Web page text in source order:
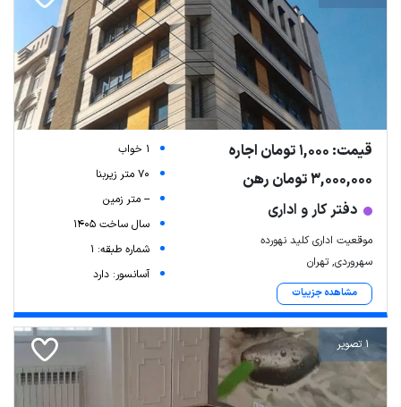
قیمت: 1,000 تومان اجاره
3,000,000 تومان رهن
دفتر کار و اداری
موقعیت اداری کلید نهورده
سهروردی, تهران
مشاهده جزییات
1 خواب
70 متر زیربنا
-- متر زمین
سال ساخت 1405
شماره طبقه: 1
آسانسور: دارد
1 تصویر